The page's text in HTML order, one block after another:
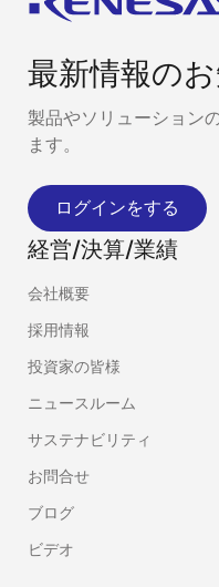
最新情報の
製品やソリューション
ます。
ログインをする
経営/決算/業績
会社概要
採用情報
投資家の皆様
ニュースルーム
サステナビリティ
お問合せ
ブログ
ビデオ